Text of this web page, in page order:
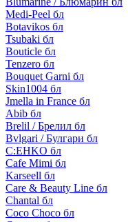
Medi-Peel бл
Botavikos бл
Tsubaki бл
Bouticle бл
Tenzero бл
Bouquet Garni бл
Skin1004 бл
Jmella in France бл
Abib бл
Brelil / Брелил бл
Bvlgari / Булгари бл
C:EHKO бл
Cafe Mimi бл
Karseell бл
Care & Beauty Line бл
Chantal бл
Coco Choco бл